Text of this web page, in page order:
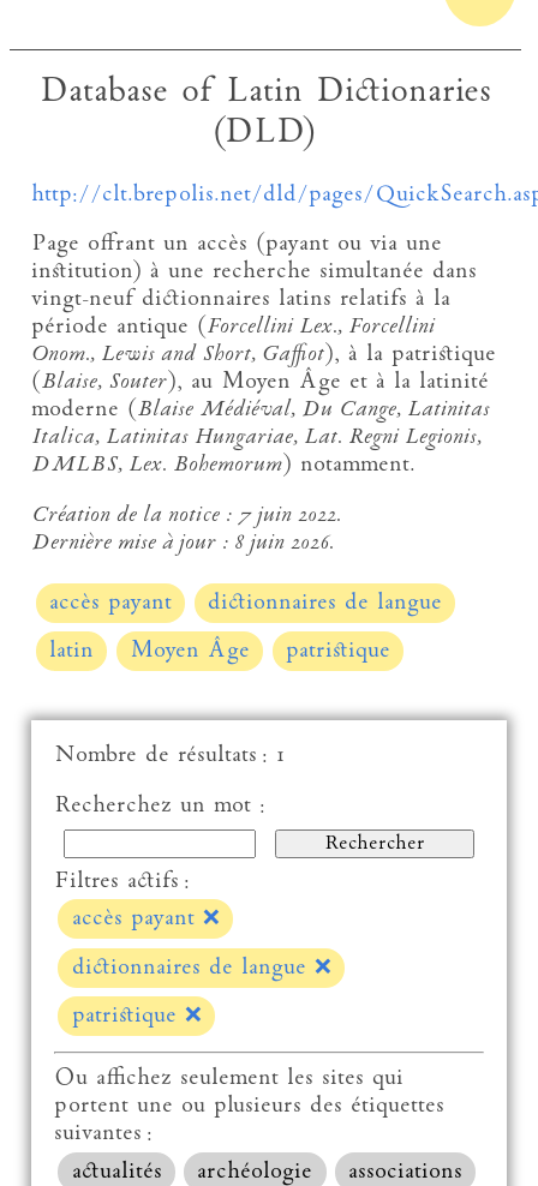
Database of Latin Dictionaries
(DLD)
http://clt.brepolis.net/dld/pages/
Page offrant un accès (payant ou via une
institution) à une recherche simultanée dans
vingt-neuf dictionnaires latins relatifs à la
période antique (Forcellini Lex., Forcellini
Onom., Lewis and Short, Gaffiot), à la patristique
(Blaise, Souter), au Moyen Âge et à la latinité
moderne (Blaise Médiéval, Du Cange, Latinitas
Italica, Latinitas Hungariae, Lat. Regni Legionis,
DMLBS, Lex. Bohemorum) notamment.
Création de la notice : 7 juin 2022.
Dernière mise à jour : 8 juin 2026.
accès payant
dictionnaires de langue
latin
Moyen Âge patristique
Nombre de résultats : 1
Recherchez un mot :
Filtres actifs :
accès payant ❌
dictionnaires de langue ❌
patristique ❌
Ou affichez seulement les sites qui
portent une ou plusieurs des étiquettes
suivantes :
actualités
archéologie
associations